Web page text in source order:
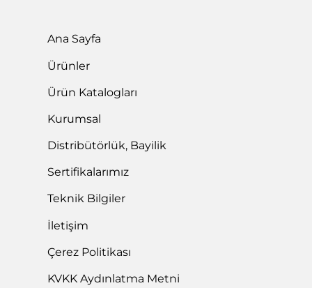
Ana Sayfa
Ürünler
Ürün Katalogları
Kurumsal
Distribütörlük, Bayilik
Sertifikalarımız
Teknik Bilgiler
İletişim
Çerez Politikası
KVKK Aydınlatma Metni